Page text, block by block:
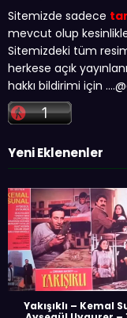
Sitemizde sadece
mevcut olup
Sitemizdeki tüm
herkese açık
hakkı bildirimi için …
Yeni Eklenenler
Yakışıklı – Kemal